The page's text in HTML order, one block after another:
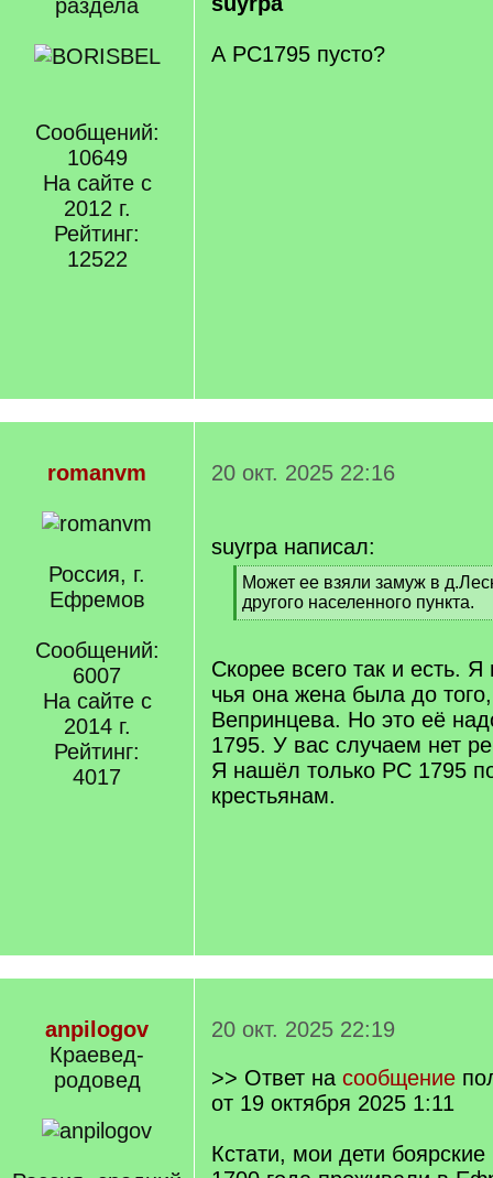
раздела
Сообщений:
10649
На сайте с
2012 г.
Рейтинг:
12522
А РС1795 пусто?
romanvm
Россия, г.
Ефремов
Сообщений:
6007
На сайте с
2014 г.
Рейтинг:
4017
20 окт. 2025 22:16
suyrpa написал:
[
q
]
Может ее взяли замуж в
другого населенного пункта.
[
q
]
Скорее всего так и есть. Я
чья она жена была до
Вепринцева. Но это её
1795. У вас случаем нет
Я нашёл только РС 1795
крестьянам.
anpilogov
Краевед-
родовед
20 окт. 2025 22:19
>> Ответ на сообщение
от 19 октября 2025 1:11
Кстати, мои дети